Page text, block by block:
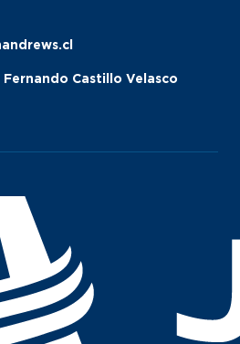
Fernando Castillo Velasco